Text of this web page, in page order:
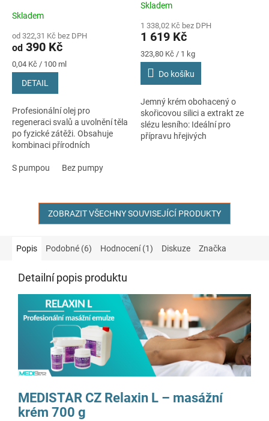
Skladem
od 322,31 Kč bez DPH
od 390 Kč
Měrná
cena:
0,04 Kč / 100 ml
DETAIL
Profesionální olej pro
regeneraci svalů a uvolnění těla
po fyzické zátěži. Obsahuje
kombinaci přírodních
levandule, cedr).
S pumpou Bez pumpy
Průměrné
produktu
je
5,0
z
hvězdiček.
Skladem
1 338,02 Kč bez DPH
1 619 Kč
Měrná
cena:
323,80 Kč / 1 kg
Do košíku
Jemný krém obohacený o
skořicovou silici a extrakt ze
slézu lesního: Ideální pro
přípravu hřejivých
ZOBRAZIT VŠECHNY SOUVISEJÍCÍ PRODUKTY
Popis Podobné (6) Hodnocení (1) Diskuze Značka
Detailní popis produktu
MEDISTAR CZ Relaxin L – masážní
krém 700 g